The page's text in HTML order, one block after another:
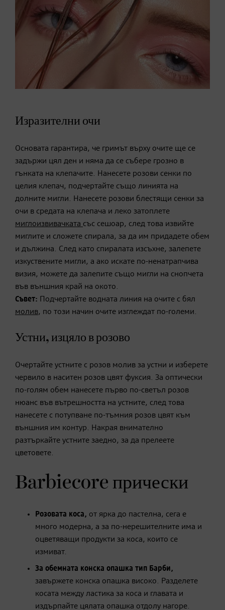
Изразителни очи
Основата гарантира, че гримът върху очите ще се
задържи цял ден и няма да се събере грозно в
гънката на клепачите. Нанесете розови сенки по
целия клепач, подчертайте също линията на
долните мигли. Нанесете розови блестящи сенки за
очи в средата на клепача и леко затоплете
миглоизвивачката със сешоар, след това извийте
миглите и сложете спирала, за да им придадете обем
и дължина. След като спиралата изсъхне, залепете
изкуствените мигли, а ако искате по-ненатрапчива
визия, можете да залепите също мигли на снопчета
във външния край на окото.
Съвет: Подчертайте водната линия на очите с бял
молив, по този начин очите изглеждат по-големи.
Устни, изцяло в розово
Очертайте устните с розов молив за устни и изберете
червило в наситен розов цвят фуксия. За оптически
по-голям обем нанесете първо по-светъл розов
нюанс във вътрешността на устните, след това
нанесете с потупване по-тъмния розов цвят към
външния им контур. Накрая внимателно
разтъркайте устните заедно, за да прелеете
цветовете.
Barbiecore прически
Розовата коса, от ярка до пастелна, сега е
много модерна, а за по-нерешителните има и
оцветяващи продукти за коса, които се
измиват.
За обемната конска опашка тип Барби,
завържете конска опашка високо. Разделете
косата между ластика за коса и главата и
издърпайте цялата опашка отдолу нагоре.